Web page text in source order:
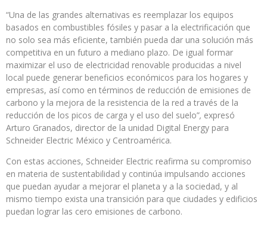
“Una de las grandes alternativas es reemplazar los equipos
basados en combustibles fósiles y pasar a la electrificación que
no solo sea más eficiente, también pueda dar una solución más
competitiva en un futuro a mediano plazo. De igual formar
maximizar el uso de electricidad renovable producidas a nivel
local puede generar beneficios económicos para los hogares y
empresas, así como en términos de reducción de emisiones de
carbono y la mejora de la resistencia de la red a través de la
reducción de los picos de carga y el uso del suelo”, expresó
Arturo Granados, director de la unidad Digital Energy para
Schneider Electric México y Centroamérica.
Con estas acciones, Schneider Electric reafirma su compromiso
en materia de sustentabilidad y continúa impulsando acciones
que puedan ayudar a mejorar el planeta y a la sociedad, y al
mismo tiempo exista una transición para que ciudades y edificios
puedan lograr las cero emisiones de carbono.